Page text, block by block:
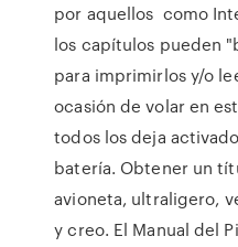
por aquellos como
los capítulos pueden
para imprimirlos y/o
ocasión de volar en
todos los deja
batería. Obtener un
avioneta, ultraligero,
y creo. El Manual del